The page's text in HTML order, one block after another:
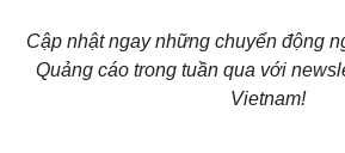
Cập nhật ngay những chuyển động
Quảng cáo trong tuần qua với
Vietnam!